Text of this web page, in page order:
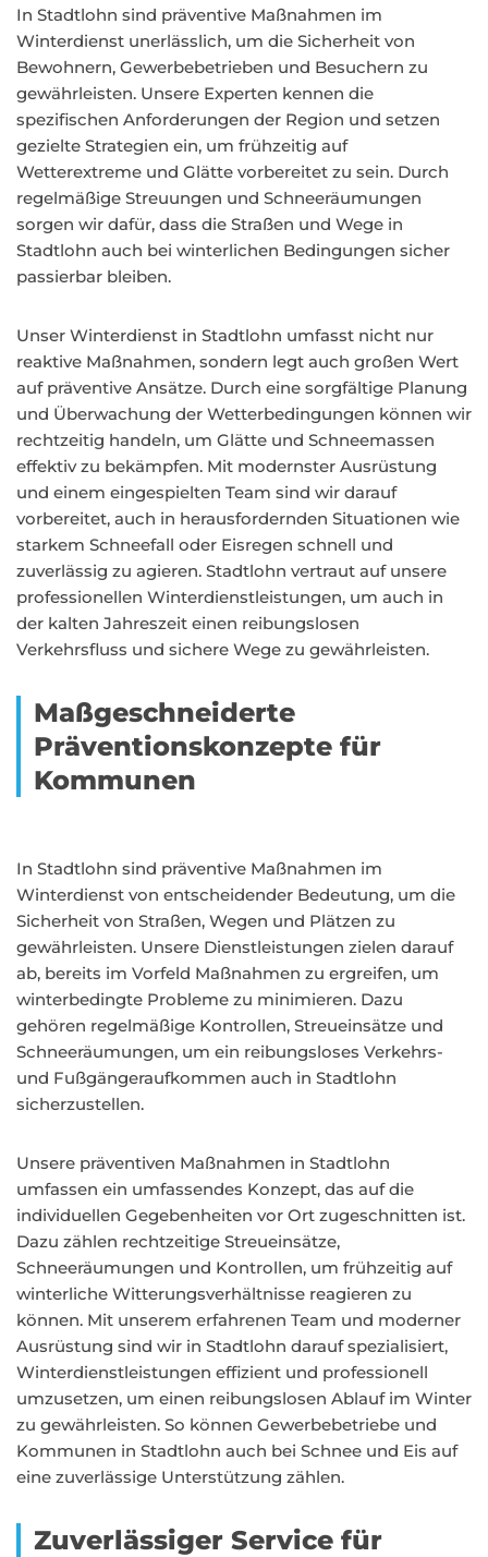
In Stadtlohn sind präventive Maßnahmen im
Winterdienst unerlässlich, um die Sicherheit von
Bewohnern, Gewerbebetrieben und Besuchern zu
gewährleisten. Unsere Experten kennen die
spezifischen Anforderungen der Region und setzen
gezielte Strategien ein, um frühzeitig auf
Wetterextreme und Glätte vorbereitet zu sein. Durch
regelmäßige Streuungen und Schneeräumungen
sorgen wir dafür, dass die Straßen und Wege in
Stadtlohn auch bei winterlichen Bedingungen sicher
passierbar bleiben.
Unser Winterdienst in Stadtlohn umfasst nicht nur
reaktive Maßnahmen, sondern legt auch großen Wert
auf präventive Ansätze. Durch eine sorgfältige Planung
und Überwachung der Wetterbedingungen können wir
rechtzeitig handeln, um Glätte und Schneemassen
effektiv zu bekämpfen. Mit modernster Ausrüstung
und einem eingespielten Team sind wir darauf
vorbereitet, auch in herausfordernden Situationen wie
starkem Schneefall oder Eisregen schnell und
zuverlässig zu agieren. Stadtlohn vertraut auf unsere
professionellen Winterdienstleistungen, um auch in
der kalten Jahreszeit einen reibungslosen
Verkehrsfluss und sichere Wege zu gewährleisten.
Maßgeschneiderte
Präventionskonzepte für
Kommunen
In Stadtlohn sind präventive Maßnahmen im
Winterdienst von entscheidender Bedeutung, um die
Sicherheit von Straßen, Wegen und Plätzen zu
gewährleisten. Unsere Dienstleistungen zielen darauf
ab, bereits im Vorfeld Maßnahmen zu ergreifen, um
winterbedingte Probleme zu minimieren. Dazu
gehören regelmäßige Kontrollen, Streueinsätze und
Schneeräumungen, um ein reibungsloses Verkehrs-
und Fußgängeraufkommen auch in Stadtlohn
sicherzustellen.
Unsere präventiven Maßnahmen in Stadtlohn
umfassen ein umfassendes Konzept, das auf die
individuellen Gegebenheiten vor Ort zugeschnitten ist.
Dazu zählen rechtzeitige Streueinsätze,
Schneeräumungen und Kontrollen, um frühzeitig auf
winterliche Witterungsverhältnisse reagieren zu
können. Mit unserem erfahrenen Team und moderner
Ausrüstung sind wir in Stadtlohn darauf spezialisiert,
Winterdienstleistungen effizient und professionell
umzusetzen, um einen reibungslosen Ablauf im Winter
zu gewährleisten. So können Gewerbebetriebe und
Kommunen in Stadtlohn auch bei Schnee und Eis auf
eine zuverlässige Unterstützung zählen.
Zuverlässiger Service für